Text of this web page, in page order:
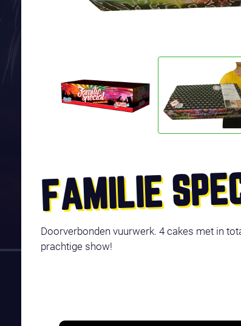
FAMILIE
Doorverbonden vuurwerk. 4 cakes met in
prachtige show!